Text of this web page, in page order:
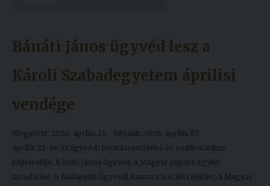
Szolgáltatásaink
Lelkészség
Események
Bánáti János ügyvéd lesz a
Károli Szabadegyetem áprilisi
vendége
Megjelent: 2026. április 21.
Készült: 2026. április 07.
Április 22-én az ügyvédi hivatásrend jeles és emblematikus
képviselője, Bánáti János ügyvéd, a Magyar Jogász Egylet
társelnöke, a Budapesti Ügyvédi Kamara korábbi elnöke, a Magyar